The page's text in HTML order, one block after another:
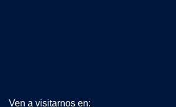
Ven a visitarnos en: